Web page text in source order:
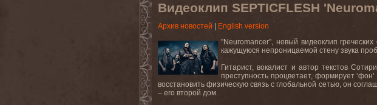
Видеоклип SEPTICFLESH
Архив новостей
English version
"Neuromancer", новый видеоклип греческих
кажущуюся непроницаемой стену звука
Гитарист, вокалист и автор текстов
преступность процветает, формирует
восстановить физическую связь с глобальной сетью, он
– его второй дом.